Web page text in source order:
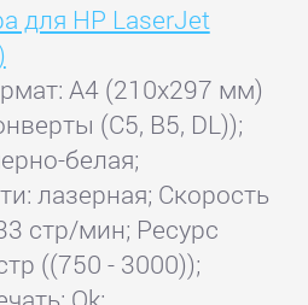
для HP LaserJet
A4 (210x297 мм)
(C5, B5, DL));
белая;
лазерная; Скорость
стр/мин; Ресурс
((750 - 3000));